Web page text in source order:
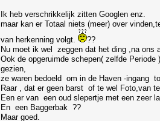
Ik heb verschrikkelijk zitten Googlen enz.
maar kan er Totaal niets (meer) over
van herkenning volgt.
??
Nu moet ik wel zeggen dat het ding ,na ons
Ook de opgeruimde schepen( zelfde
gezien,
ze waren bedoeld om in de Haven -ingang
Raar , dat er geen barst of te wel Foto,van
Een er van een oud slepertje met een zeer
En een Baggerbak ??
Maar goed.